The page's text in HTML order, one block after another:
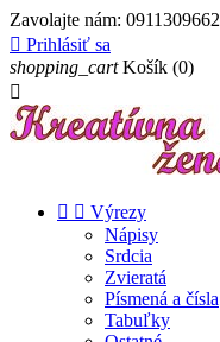
Zavolajte nám: 0911309662
 Prihlásiť sa
shopping_cart Košík (0)

  Výrezy
Nápisy
Srdcia
Zvieratá
Písmená a čísla
Tabuľky